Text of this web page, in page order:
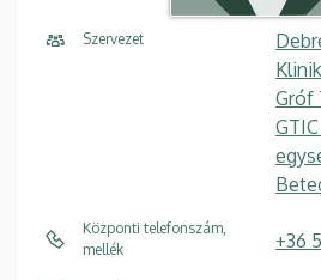
Szervezet
Gróf
Központi telefonszám,
mellék
+36